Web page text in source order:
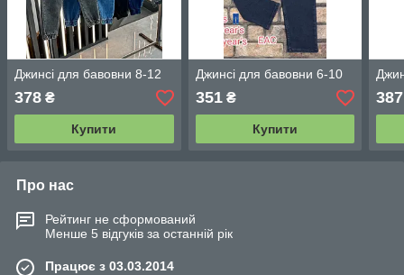
Джинсі для бавовни 8-12
378 ₴
Купити
Джинсі для бавовни 6-10
351₴
Купити
387
Про нас
Рейтинг не сформований
Менше 5 відгуків за останній рік
Працює з 03.03.2014